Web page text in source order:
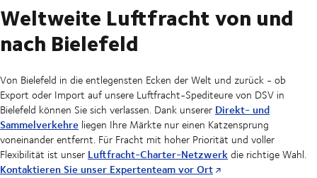
Weltweite Luftfracht von und
nach Bielefeld
Von Bielefeld in die entlegensten Ecken der Welt und zurück - ob
Export oder Import auf unsere Luftfracht-Spediteure von DSV in
Bielefeld können Sie sich verlassen. Dank unserer Direkt- und
Sammelverkehre liegen Ihre Märkte nur einen Katzensprung
voneinander entfernt. Für Fracht mit hoher Priorität und voller
Flexibilität ist unser Luftfracht-Charter-Netzwerkdie richtige Wahl.
Kontaktieren Sie unser Expertenteam vor Ort